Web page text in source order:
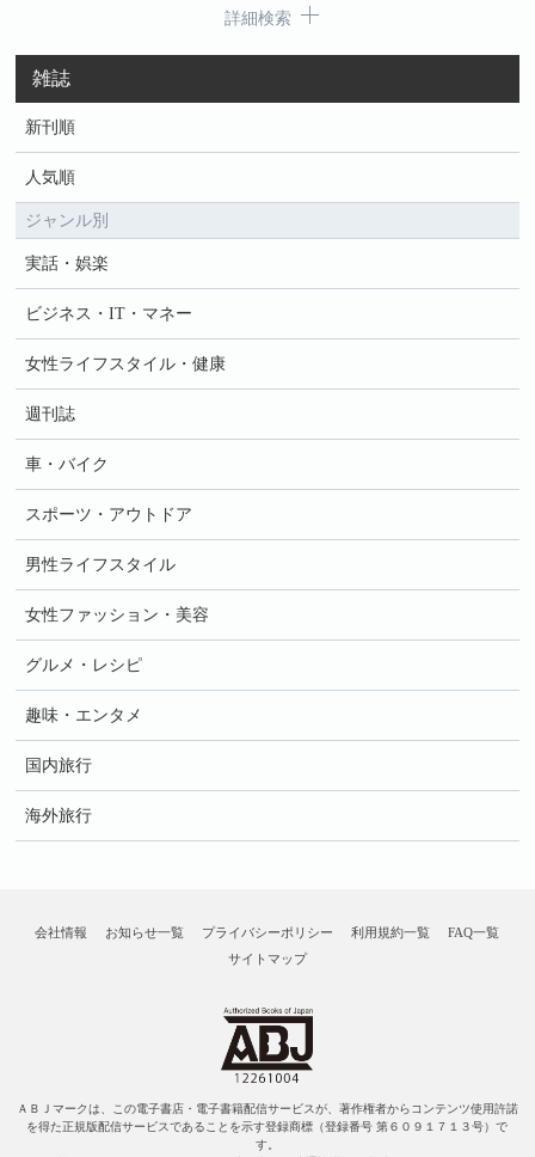
詳細検索
雑誌
新刊順
人気順
ジャンル別
実話・娯楽
ビジネス・IT・マネー
女性ライフスタイル・健康
週刊誌
車・バイク
スポーツ・アウトドア
男性ライフスタイル
女性ファッション・美容
グルメ・レシピ
趣味・エンタメ
国内旅行
海外旅行
会社情報 お知らせ一覧 プライバシーポリシー 利用規約一覧
FAQ一覧
サイトマップ
ＡＢＪマークは、この電子書店・電子書籍配信サービスが、著作権者からコンテンツ使用許諾
を得た正規版配信サービスであることを示す登録商標（登録番号 第６０９１７１３号）で
す。